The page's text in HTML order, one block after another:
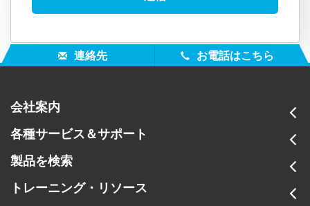
連絡先 お電話はこちら
会社案内
各種サービス＆サポート
製品を検索
トレーニング・リソース